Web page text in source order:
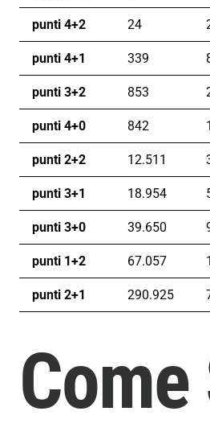
punti 4+2 24
punti 4+1 339
punti 3+2 853
punti 4+0 842
punti 2+2 12.511
punti 3+1 18.954
punti 3+0 39.650
punti 1+2 67.057
punti 2+1 290.925
Come